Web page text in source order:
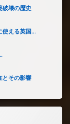
破壊の歴史
使える英国...
とその影響